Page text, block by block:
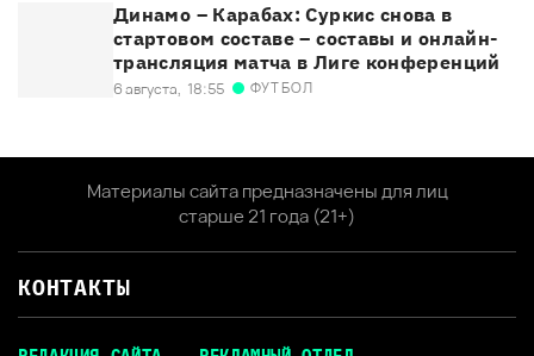
Динамо – Карабах: Суркис снова в
стартовом составе – составы и онлайн-
трансляция матча в Лиге конференций
6 августа, 18:55 ФУТБОЛ
Материалы сайта предназначены для лиц
старше 21 года (21+)
КОНТАКТЫ